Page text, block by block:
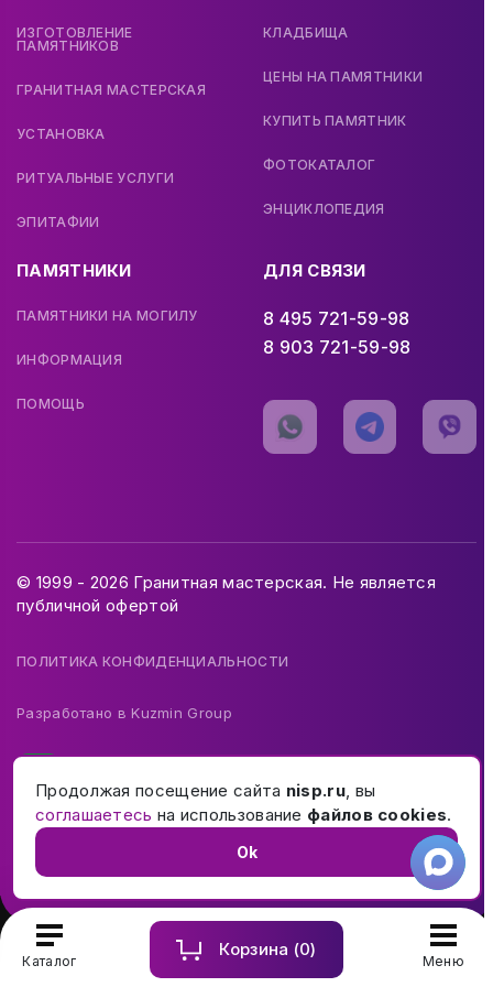
Каталог
Корзина (0)
Меню
ИЗГОТОВЛЕНИЕ
ПАМЯТНИКОВ
ГРАНИТНАЯ МАСТЕРСКАЯ
УСТАНОВКА
РИТУАЛЬНЫЕ УСЛУГИ
ЭПИТАФИИ
КЛАДБИЩА
ЦЕНЫ НА ПАМЯТНИКИ
КУПИТЬ ПАМЯТНИК
ФОТОКАТАЛОГ
ЭНЦИКЛОПЕДИЯ
ПАМЯТНИКИ
ПАМЯТНИКИ НА МОГИЛУ
ИНФОРМАЦИЯ
ПОМОЩЬ
ДЛЯ СВЯЗИ
8 495 721-59-98
8 903 721-59-98
© 1999 - 2026 Гранитная мастерская. Не является
публичной офертой
ПОЛИТИКА КОНФИДЕНЦИАЛЬНОСТИ
Разработано вKuzmin Group
Купить и заказать памятник на могилу в Москве и МО
Продолжая посещение сайта nisp.ru, вы
соглашаетесь на использование файлов cookies.
Ok